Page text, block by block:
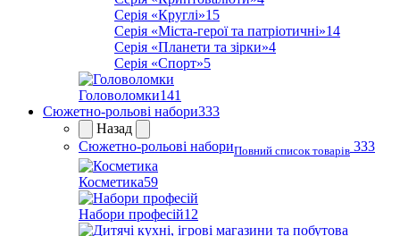
Серія «Круглі»15
Серія «Міста-герої та патріотичні»14
Серія «Планети та зірки»4
Серія «Спорт»5
Головоломки141
Сюжетно-рольові набори333
Назад
Сюжетно-рольові набориПовний список товарів 333
Косметика59
Набори професій12